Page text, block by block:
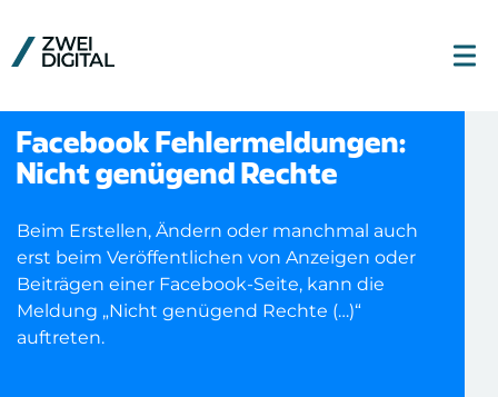
Facebook Fehlermeldungen:
Nicht genügend Rechte
Beim Erstellen, Ändern oder manchmal auch
erst beim Veröffentlichen von Anzeigen oder
Beiträgen einer Facebook-Seite, kann die
Meldung „Nicht genügend Rechte (…)“
auftreten.